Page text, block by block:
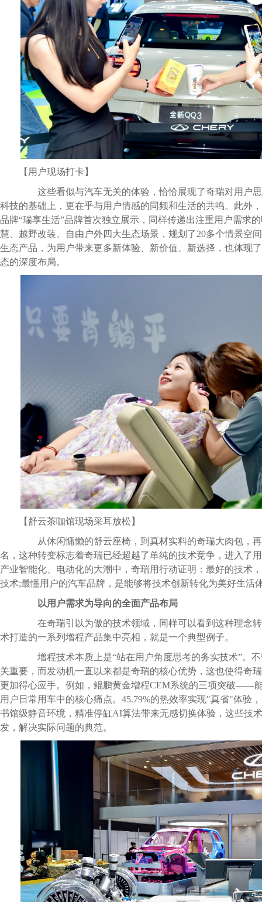
【用户现场打卡】
这些看似与汽车无关的体验，恰恰展现了奇瑞对用户思
科技的基础上，更在乎与用户情感的同频和生活的共鸣。此外
品牌“瑞享生活”品牌首次独立展示，同样传递出注重用户需求
慧、越野改装、自由户外四大生态场景，规划了20多个情景空
生态产品，为用户带来更多新体验、新价值、新选择，也体现
态的深度布局。
【舒云茶咖馆现场采耳放松】
从休闲慵懒的舒云座椅，到真材实料的奇瑞大肉包，再
名，这种转变标志着奇瑞已经超越了单纯的技术竞争，进入了
产业智能化、电动化的大潮中，奇瑞用行动证明：最好的技术
技术;最懂用户的汽车品牌，是能够将技术创新转化为美好生活
以用户需求为导向的全面产品布局
在奇瑞引以为傲的技术领域，同样可以看到这种理念转
术打造的一系列增程产品集中亮相，就是一个典型例子。
增程技术本质上是“站在用户角度思考的务实技术”。不
关重要，而发动机一直以来都是奇瑞的核心优势，这也使得奇
更加得心应手。例如，鲲鹏黄金增程CEM系统的三项突破——
用户日常用车中的核心痛点。45.79%的热效率实现"真省"体验
书馆级静音环境，精准停缸AI算法带来无感切换体验，这些技
发，解决实际问题的典范。